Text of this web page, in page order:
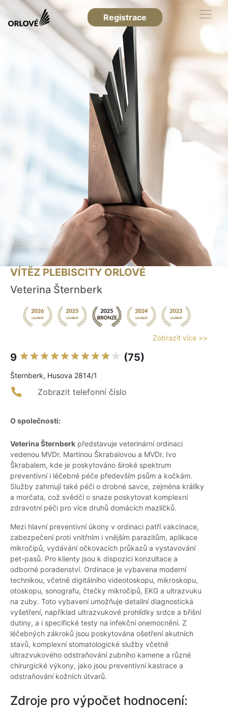
Registrace
VÍTĚZ PLEBISCITY ORLOVÉ
Veterina Šternberk
Zobrazit více >>
9 (75)
Šternberk, Husova 2814/1
Zobrazit telefonní číslo
O společnosti:
Veterina Šternberk představuje veterinární ordinaci
vedenou MVDr. Martinou Škrabalovou a MVDr. Ivo
Škrabalem, kde je poskytováno široké spektrum
preventivní i léčebné péče především psům a kočkám.
Služby zahrnují také péči o drobné savce, zejména králíky
a morčata, což svědčí o snaze poskytovat komplexní
zdravotní péči pro více druhů domácích mazlíčků.
Mezi hlavní preventivní úkony v ordinaci patří vakcinace,
zabezpečení proti vnitřním i vnějším parazitům, aplikace
mikročipů, vydávání očkovacích průkazů a vystavování
pet-pasů. Pro klienty jsou k dispozici konzultace a
odborné poradenství. Ordinace je vybavena moderní
technikou, včetně digitálního videotoskopu, mikroskopu,
otoskopu, sonografu, čtečky mikročipů, EKG a ultrazvuku
na zuby. Toto vybavení umožňuje detailní diagnostická
vyšetření, například ultrazvukové prohlídky srdce a břišní
dutiny, a i specifické testy na infekční onemocnění. Z
léčebných zákroků jsou poskytována ošetření akutních
stavů, komplexní stomatologické služby včetně
ultrazvukového odstraňování zubního kamene a různé
chirurgické výkony, jako jsou preventivní kastrace a
odstraňování kožních útvarů.
Zdroje pro výpočet hodnocení: